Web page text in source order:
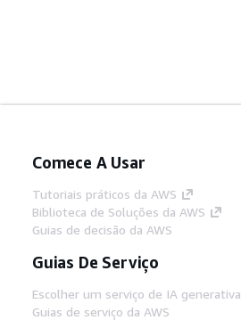
Comece A Usar
Tutoriais práticos da AWS
Biblioteca de Soluções da AWS
Guias de decisão da AWS
Guias De Serviço
Escolher um serviço de IA generativa
Guias de serviço da AWS